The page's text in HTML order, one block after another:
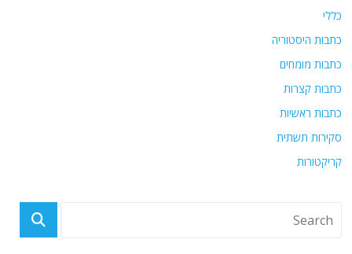
כללי
כתבות היסטוריה
כתבות מומחים
כתבות קצרות
כתבות ראשיות
סקירות תשתית
קריקטורות